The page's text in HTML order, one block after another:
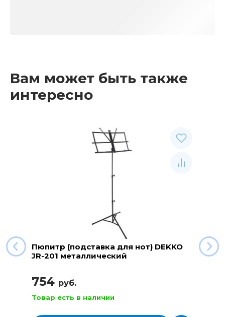
Вам может быть также
интересно
Пюпитр (подставка для нот) DEKKO
JR-201 металлический
754 руб.
Товар есть в наличии